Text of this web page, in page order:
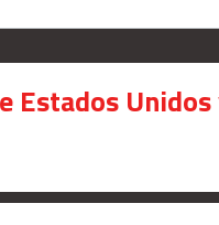
Estados